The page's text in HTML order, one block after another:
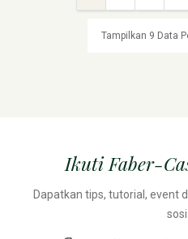
Ikuti Faber-
Dapatkan tips, tutorial, event